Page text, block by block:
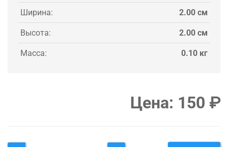
Ширина: 2.00 см
Высота: 2.00 см
Масса: 0.10 кг
Цена: 150 ₽